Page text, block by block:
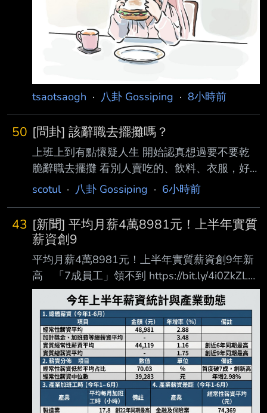
此，民進黨團幹事長莊瑞雄今（10日）直言，這
確實對台灣非常不禮貌，當然要表達抗議 ，但
不會因此影響台日友誼。綠委林楚茵也說，台日
情誼不能因中國介入而心生嫌隙，「 這些想要
tsaotsaogh · 八卦 Gossiping · 8小時前
50 [問卦] 該辭職去擺攤嗎？
上班上到有點懷疑人生 開始認真想過要不要乾
脆辭職去擺攤 看別人賣吃的、飲料、衣服，好
像做得好的話收入也不差 而且至少時間是自己
算又覺得很硬 租金、設備、原料、天氣、人流
全部都要扛 今天沒生意就是直接沒收入 最怕的
是上班嫌累 真的去擺攤才發現更累 最後連穩定
薪水都沒了 好猶豫... --
scotul· 八卦 Gossiping · 6小時前
43 [新聞] 平均月薪4萬8981元！上半年實質
薪資創9
平均月薪4萬8981元！上半年實質薪資創9年新
高 「7成員工」領不到 https://bit.ly/4i0ZkZL
ettoday 記者閔文昱／綜合報導 行政院主計總處
今（10）日公布6月薪資統計，今年1至6月全體
受僱員工每月經常性薪資平 均為4萬8981元，
年增2.88%；加計獎金、加班費等非經常性薪資
後，累計總薪資平均數年增 3.48%。扣除物價
因素後，實質經常性薪資平均為4萬4119元，年
增1.16%，創近6年同期最高 ；實質總薪資平均
數則年增1.75%，寫下近9年同期新高，顯示今